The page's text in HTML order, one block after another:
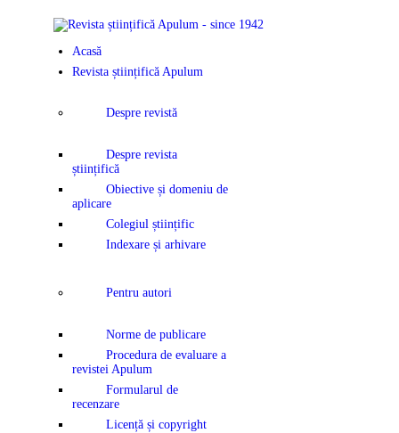
Acasă
Revista științifică Apulum
Despre revistă
Despre revista
științifică
Obiective și domeniu de
aplicare
Colegiul științific
Indexare și arhivare
Pentru autori
Norme de publicare
Procedura de evaluare a
revistei Apulum
Formularul de
recenzare
Licență și copyright
ACASĂ
REVISTA ȘTIINȚIFICĂ
APULUM
ANUNȚURI ȘI
COMUNICATE
EVENIMENTE
CONTACT